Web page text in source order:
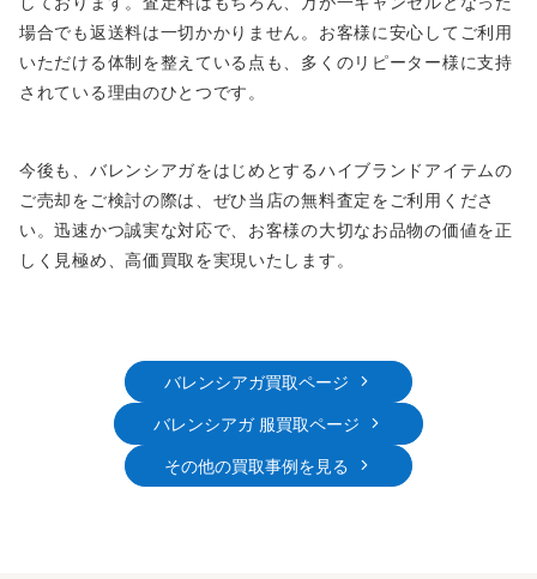
場合でも返送料は一切かかりません。お客様に安心してご利用
いただける体制を整えている点も、多くのリピーター様に支持
されている理由のひとつです。
今後も、バレンシアガをはじめとするハイブランドアイテムの
ご売却をご検討の際は、ぜひ当店の無料査定をご利用くださ
い。迅速かつ誠実な対応で、お客様の大切なお品物の価値を正
しく見極め、高価買取を実現いたします。
バレンシアガ買取ページ
バレンシアガ 服買取ページ
その他の買取事例を見る